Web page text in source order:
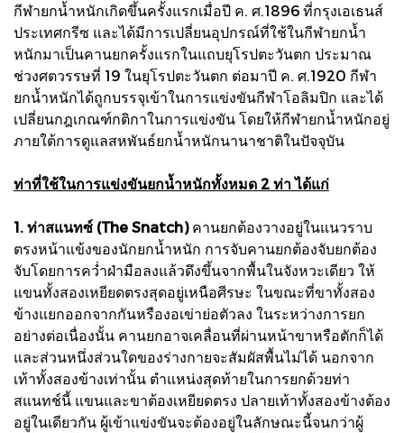
กีฬายกน้ำหนักเกิดขึ้นครั้งแรกเมื่อปี ค. ศ.1896 ที่กรุงเอเธนส์
ประเทศกรีซ และได้มีการเปลี่ยนอุปกรณ์ที่ใช้ในกีฬายกน้ำ
หนักมาเป็นคานยกครั้งแรกในแถบยุโรปตะวันตก ประมาณ
ช่วงศตวรรษที่ 19 ในยุโรปตะวันตก ต่อมาปี ค. ศ.1920 กีฬา
ยกน้ำหนักได้ถูกบรรจุเข้าในการแข่งขันกีฬาโอลิมปิก และได้
เปลี่ยนกฎเกณฑ์กติกาในการแข่งขัน โดยให้กีฬายกน้ำหนักอยู่
ภายใต้การดูแลสหพันธ์ยกน้ำหนักนานาชาติในปัจจุบัน
ท่าที่ใช้ในการแข่งขันยกน้ำหนักทั้งหมด 2 ท่า ได้แก่
1. ท่าสแนทซ์ (The Snatch)คานยกต้องวางอยู่ในแนวราบ
ตรงหน้าแข้งของนักยกน้ำหนัก การจับคานยกต้องจับยกต้อง
จับโดยการคว่ำฝ่ามือลงแล้วดึงขึ้นจากพื้นในจังหวะเดียว ให้
แขนทั้งสองเหยียดตรงสุดอยู่เหนือศีรษะ ในขณะที่ขาทั้งสอง
ข้างแยกออกจากกันหรืองอเข่าย่อตัวลง ในระหว่างการยก
อย่างต่อเนื่องนั้น คานยกอาจเคลื่อนที่ผ่านหน้าขาหรือตักก็ได้
และส่วนหนึ่งส่วนใดของร่างกายจะสัมผัสพื้นไม่ได้ นอกจาก
เท้าทั้งสองข้างเท่านั้น ตำแหน่งสุดท้ายในการยกด้วยท่า
สแนทช์นี้ แขนและขาต้องเหยียดตรง ปลายเท้าทั้งสองข้างต้อง
อยู่ในเดียวกัน ผู้เข้าแข่งขันจะต้องอยู่ในลักษณะนี้จนกว่าผู้